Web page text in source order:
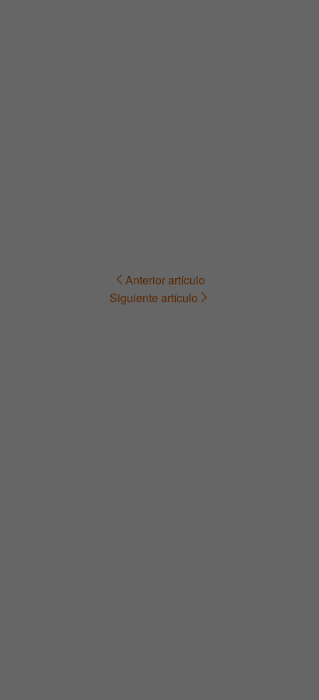
Navegación Anterior artículo
Siguiente artículo